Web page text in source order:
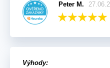
Peter M.
Výhody: